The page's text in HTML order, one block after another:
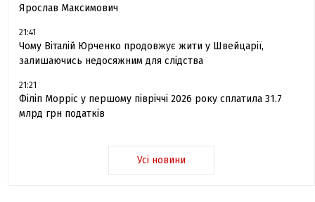
Ярослав Максимович
21:41
Чому Віталій Юрченко продовжує жити у Швейцарії,
залишаючись недосяжним для слідства
21:21
Філіп Морріс у першому півріччі 2026 року сплатила 31.7
млрд грн податків
Усі новини